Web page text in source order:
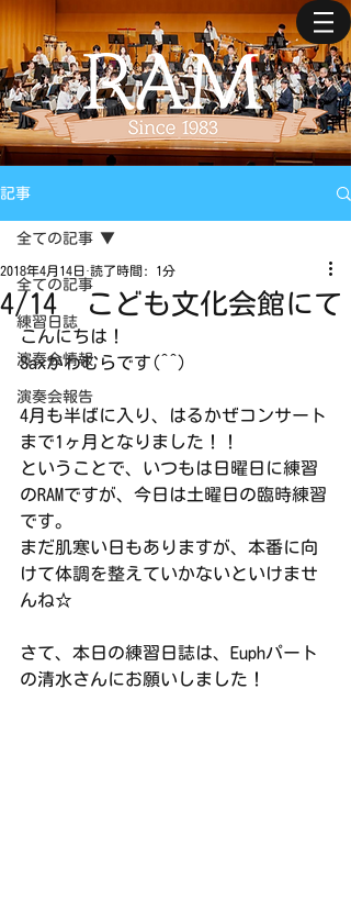
記事
全ての記事
練習日誌
演奏会情報
演奏会報告
全ての記事
4/14 こども文化会館にて
2018年4月14日 読了時間: 1分
こんにちは！
Saxかわむらです(^^)
4月も半ばに入り、はるかぜコンサート
まで1ヶ月となりました！！
ということで、いつもは日曜日に練習
のRAMですが、今日は土曜日の臨時練習
です。
まだ肌寒い日もありますが、本番に向
けて体調を整えていかないといけませ
んね☆
さて、本日の練習日誌は、Euphパート
の清水さんにお願いしました！